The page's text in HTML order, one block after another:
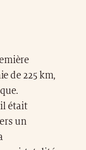
de 225 km,
il était
un